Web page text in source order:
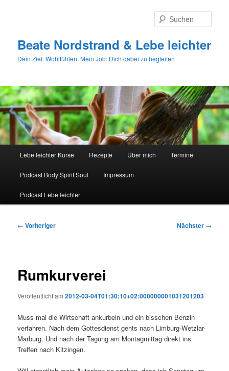
Beate Nordstrand & Lebe leichter
Dein Ziel: Wohlfühlen. Mein Job: Dich dabei zu begleiten
Lebe leichter Kurse Rezepte Über mich Termine
Podcast Body Spirit Soul Impressum
Podcast Lebe leichter
Beitragsnavigation
← Vorheriger Nächster →
Rumkurverei
Veröffentlicht am2012-03-04T01:30:10+02:000000001031201203
Muss mal die Wirtschaft ankurbeln und ein bisschen Benzin
verfahren. Nach dem Gottesdienst gehts nach Limburg-Wetzlar-
Marburg. Und nach der Tagung am Montagmittag direkt ins
Treffen nach Kitzingen.